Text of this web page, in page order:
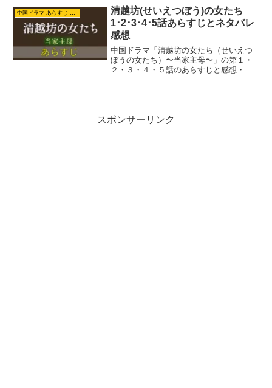
職人になりました。腕のいい職人になっ
た沈翠喜は跡取りの任雪...
清越坊(せいえつぼう)の女たち
1･2･3･4･5話あらすじとネタバレ
感想
中国ドラマ「清越坊の女たち（せいえつ
ぼうの女たち）〜当家主母〜」の第１・
２・３・４・５話のあらすじと感想・ネ
スポンサーリンク